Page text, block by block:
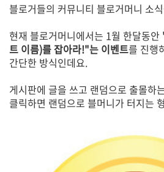
블로거들의 커뮤니티 블로거머니 소
현재 블로거머니에서는 1월 한달동안
트 이름)를 잡아라!"는 이벤트를 진행
간단한 방식인데요.
게시판에 글을 쓰고 랜덤으로 출몰하
클릭하면 랜덤으로 블머니가 터지는